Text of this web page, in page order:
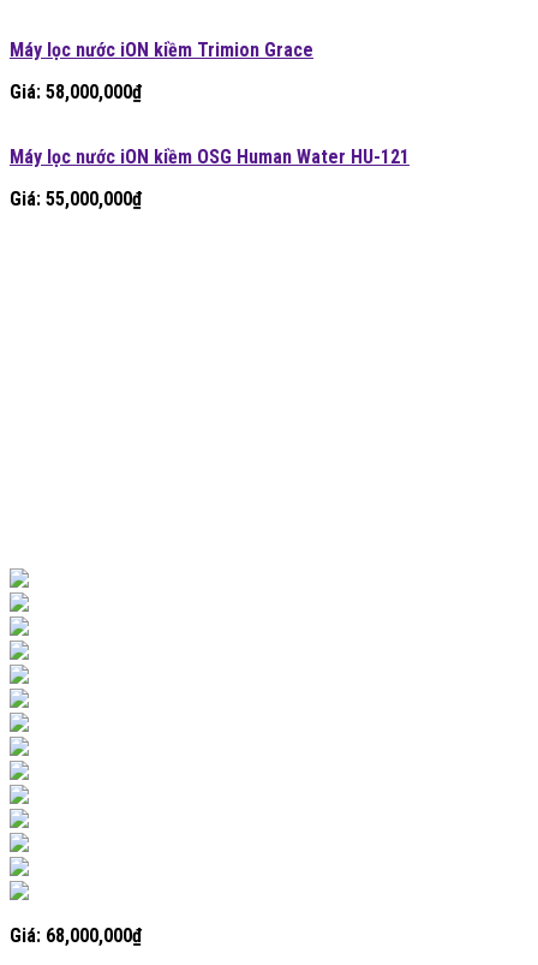
Máy lọc nước iON kiềm Trimion Grace
Giá: 58,000,000₫
Máy lọc nước iON kiềm OSG Human Water HU-121
Giá: 55,000,000₫
Giá: 68,000,000₫